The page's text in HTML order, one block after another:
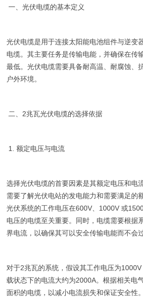
一、光伏电缆的基本定义
光伏电缆是用于连接太阳能电池组件与逆变
电缆。其主要任务是传输电能，并确保在传
最低。光伏电缆需要具备耐高温、耐腐蚀、
户外环境。
二、2兆瓦光伏电缆的选择依据
1. 额定电压与电流
选择光伏电缆的首要因素是其额定电压和电
需要了解光伏电站的发电能力和需要满足的
光伏系统的工作电压在600V、1000V 或
电压的电缆至关重要。同时，电缆需要根据
界电流，以确保其可以安全传输电能而不会
对于2兆瓦的系统，假设其工作电压为
载状态下的电流大约为2000A。根据相关电
面积的电缆，以减小电流损失和保证安全性。